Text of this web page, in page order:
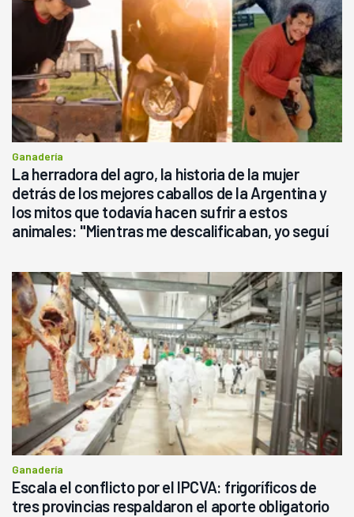
Ganadería
La herradora del agro, la historia de la mujer
detrás de los mejores caballos de la Argentina y
los mitos que todavía hacen sufrir a estos
animales: "Mientras me descalificaban, yo seguí
Ganadería
Escala el conflicto por el IPCVA: frigoríficos de
tres provincias respaldaron el aporte obligatorio